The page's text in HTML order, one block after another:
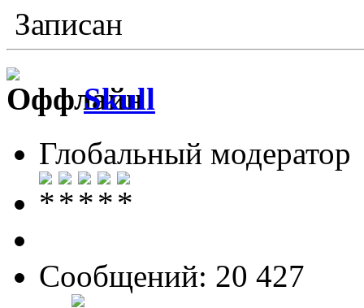
Записан
Skull
Глобальный модератор
Сообщений: 20 427